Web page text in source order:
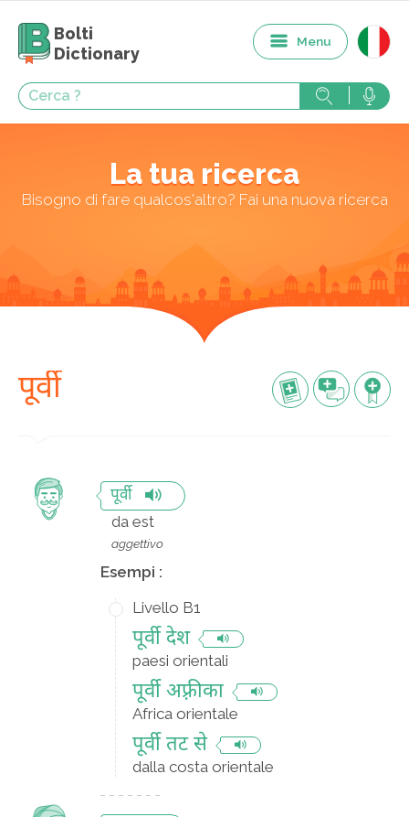
Bolti
Dictionary
Menu
La tua ricerca
Bisogno di fare qualcos'altro? Fai una nuova ricerca
पूर्वी
पूर्वी
da est
aggettivo
Esempi :
Livello B1
पूर्वी देश
paesi orientali
पूर्वी अफ़्रीका
Africa orientale
पूर्वी तट से
dalla costa orientale